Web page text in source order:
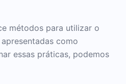
métodos para utilizar o
como
essas práticas, podemos